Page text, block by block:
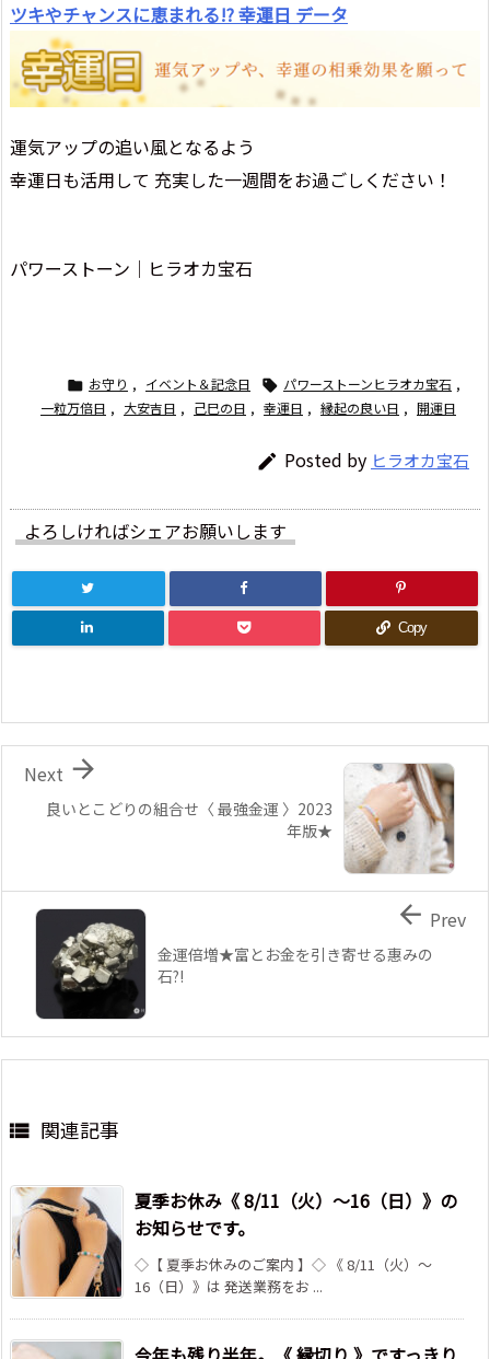
ツキやチャンスに恵まれる!? 幸運日 データ
運気アップの追い風となるよう
幸運日も活用して 充実した一週間をお過ごしください！
パワーストーン│ヒラオカ宝石
 お守り , イベント＆記念日  パワーストーンヒラオカ宝石 ,
一粒万倍日 , 大安吉日 , 己巳の日 , 幸運日 , 縁起の良い日 , 開運日
 Posted by ヒラオカ宝石
よろしければシェアお願いします
Copy
良いとこどりの組合せ〈 最強金運 〉2023
年版★

Next
金運倍増★富とお金を引き寄せる惠みの
石?!
 Prev
 関連記事
夏季お休み《 8/11（火）～16（日）》の
お知らせです。
◇【 夏季お休みのご案内 】◇ 《 8/11（火）～
16（日）》は 発送業務をお ...